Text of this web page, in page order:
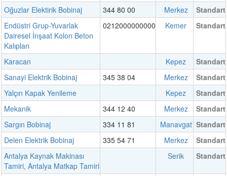
Oğuzlar Elektirik Bobinaj 344 80 00 Merkez
Standart
Endüstri Grup-Yuvarlak
Dairesel İnşaat Kolon Beton
Kalıpları
0212000000000 Kemer Standart
Karacan Kepez
Standart
Sanayi Elektrik Bobinaj
345 38 04 Merkez
Standart
Yalçın Kapak Yenileme
Kepez
Standart
Mekanik
344 12 40 Merkez
Standart
Sargın Bobinaj
334 11 81 Manavgat Standart
Delen Elektrik Bobinaj
335 54 71 Merkez
Standart
Antalya Kaynak Makinası
Tamiri, Antalya Matkap Tamiri
Serik Standart